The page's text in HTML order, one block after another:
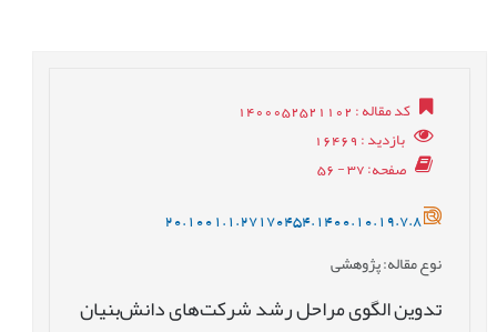
کد مقاله: 1400052521102
بازدید: 16469
صفحه: 37 - 56
20.1001.1.27170454.1400.10.19.7.8
نوع مقاله: پژوهشی
تدوین الگوی مراحل رشد شرکت‌های دانش‌بنیان